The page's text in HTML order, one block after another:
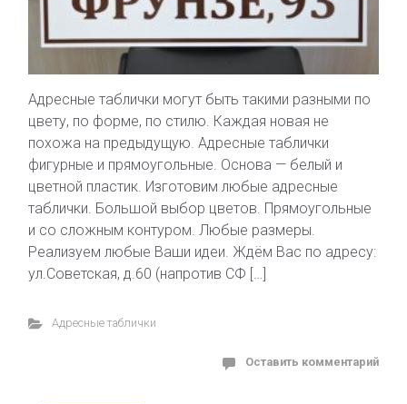
Адресные таблички могут быть такими разными по
цвету, по форме, по стилю. Каждая новая не
похожа на предыдущую. Адресные таблички
фигурные и прямоугольные. Основа — белый и
цветной пластик. Изготовим любые адресные
таблички. Большой выбор цветов. Прямоугольные
и со сложным контуром. Любые размеры.
Реализуем любые Ваши идеи. Ждём Вас по адресу:
ул.Советская, д.60 (напротив СФ […]
Адресные таблички
Оставить комментарий